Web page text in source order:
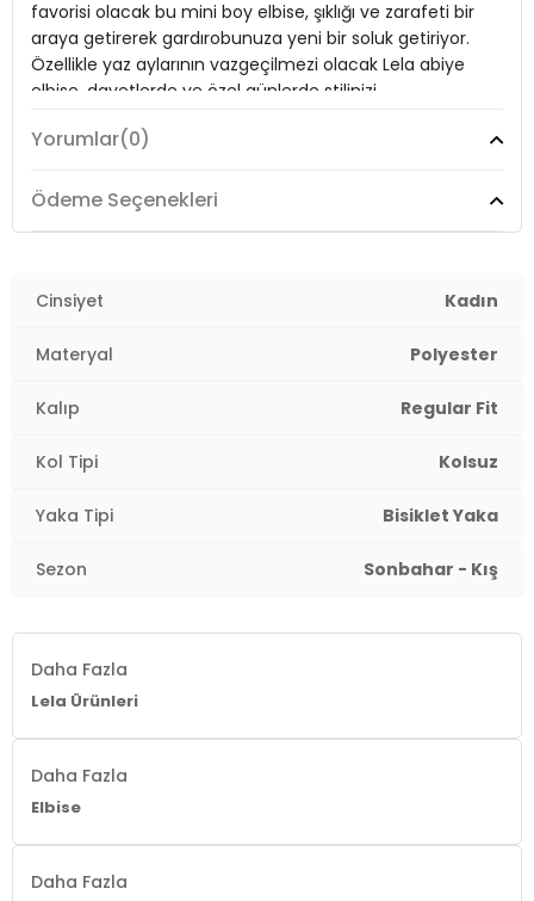
Boy:Mini Boy
Kalıp Bilgisi: Regular Fit
favorisi olacak bu mini boy elbise, şıklığı ve zarafeti bir
araya getirerek gardırobunuza yeni bir soluk getiriyor.
Özellikle yaz aylarının vazgeçilmezi olacak Lela abiye
elbise, davetlerde ve özel günlerde stilinizi
Model:Elbise
Materyal:
Yaka Tipi:
Kapama Şekli:
Kol Tipi:
Boy:Mini Boy
Kalıp Bilgisi:
Menşei:Türkiye
Yorumlar(0)
Ödeme Seçenekleri
Cinsiyet Kadın
Materyal Polyester
Kalıp Regular Fit
Kol Tipi Kolsuz
Yaka Tipi Bisiklet Yaka
Sezon Sonbahar - Kış
Daha Fazla
Lela Ürünleri
Daha Fazla
Elbise
Daha Fazla